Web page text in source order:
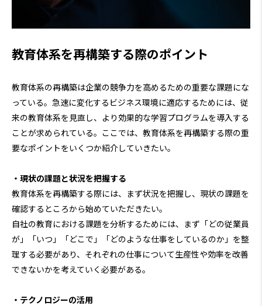
教育体系を再構築する際のポイント
教育体系の再構築は企業の競争力を高めるための重要な課題にな
っている。急速に変化するビジネス環境に適応するためには、従
来の教育体系を見直し、より効果的な学習プログラムを導入する
ことが求められている。ここでは、教育体系を再構築する際の重
要なポイントをいくつか紹介していきたい。
・現状の課題と状況を把握する
教育体系を再構築する際には、まず状況を把握し、現状の課題を
確認するところから始めていただきたい。
自社の教育における課題を分析するためには、まず「どの従業員
が」「いつ」「どこで」「どのような仕事をしているのか」を整
理する必要があり、それぞれの仕事について生産性や効率を改善
できないかを考えていく必要がある。
・テクノロジーの活用